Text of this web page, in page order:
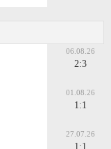
06.08.26
2:3
01.08.26
1:1
27.07.26
1:1